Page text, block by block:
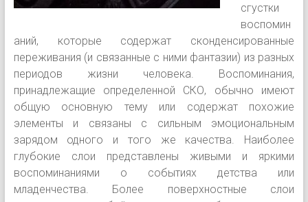
сгустки
воспомин
аний, которые содержат сконденсированные
переживания (и связанные с ними фантазии) из разных
периодов жизни человека. Воспоминания,
принадлежащие определенной СКО, обычно имеют
общую основную тему или содержат похожие
элементы и связаны с сильным эмоциональным
зарядом одного и того же качества. Наиболее
глубокие слои представлены живыми и яркими
воспоминаниями о событиях детства или
младенчества. Более поверхностные слои